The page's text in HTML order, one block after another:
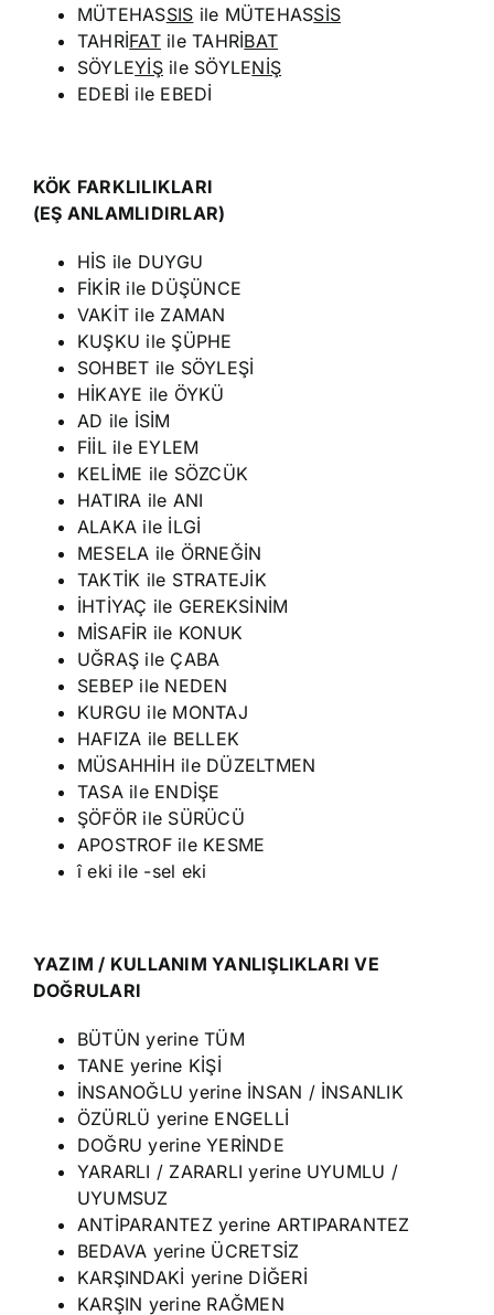
MÜTEHASSIS ile MÜTEHASSİS
TAHRİFATile TAHRİBAT
SÖYLEYİŞile SÖYLENİŞ
EDEBİ ile EBEDİ
KÖK FARKLILIKLARI
(EŞ ANLAMLIDIRLAR)
HİS ile DUYGU
FİKİR ile DÜŞÜNCE
VAKİT ile ZAMAN
KUŞKU ile ŞÜPHE
SOHBET ile SÖYLEŞİ
HİKAYE ile ÖYKÜ
AD ile İSİM
FİİL ile EYLEM
KELİME ile SÖZCÜK
HATIRA ile ANI
ALAKA ile İLGİ
MESELA ile ÖRNEĞİN
TAKTİK ile STRATEJİK
İHTİYAÇ ile GEREKSİNİM
MİSAFİR ile KONUK
UĞRAŞ ile ÇABA
SEBEP ile NEDEN
KURGU ile MONTAJ
HAFIZA ile BELLEK
MÜSAHHİH ile DÜZELTMEN
TASA ile ENDİŞE
ŞÖFÖR ile SÜRÜCÜ
APOSTROF ile KESME
î eki ile -sel eki
YAZIM / KULLANIM YANLIŞLIKLARI VE
DOĞRULARI
BÜTÜN yerine TÜM
TANE yerine KİŞİ
İNSANOĞLU yerine İNSAN / İNSANLIK
ÖZÜRLÜ yerine ENGELLİ
DOĞRU yerine YERİNDE
YARARLI / ZARARLI yerine UYUMLU /
UYUMSUZ
ANTİPARANTEZ yerine ARTIPARANTEZ
BEDAVA yerine ÜCRETSİZ
KARŞINDAKİ yerine DİĞERİ
KARŞIN yerine RAĞMEN